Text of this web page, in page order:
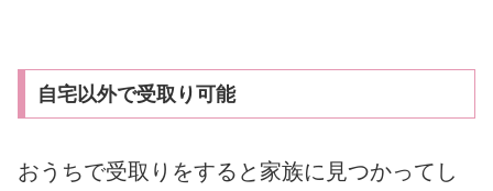
自宅以外で受取り可能
おうちで受取りをすると家族に見つかってし